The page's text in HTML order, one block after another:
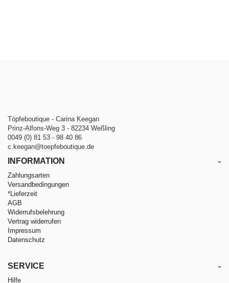
Töpfeboutique - Carina Keegan
Prinz-Alfons-Weg 3 - 82234 Weßling
0049 (0) 81 53 - 98 40 86
c.keegan@toepfeboutique.de
INFORMATION
Zahlungsarten
Versandbedingungen
*Lieferzeit
AGB
Widerrufsbelehrung
Vertrag widerrufen
Impressum
Datenschutz
SERVICE
Hilfe